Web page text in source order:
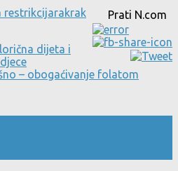
Prati N.com
restrikcijarakrak
dijeta i
– obogaćivanje folatom